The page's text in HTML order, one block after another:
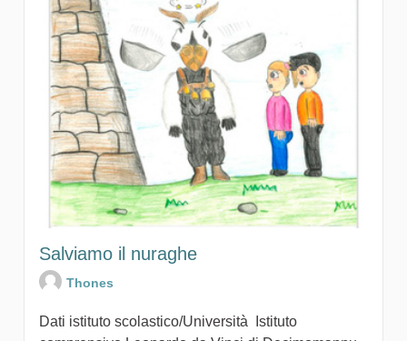
Salviamo il nuraghe
Thones
Dati istituto scolastico/Università Istituto